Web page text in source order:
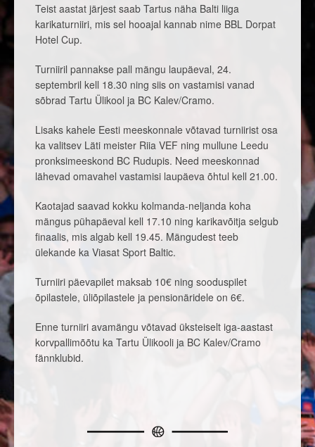
Teist aastat järjest saab Tartus näha Balti liiga
karikaturniiri, mis sel hooajal kannab nime BBL Dorpat
Hotel Cup.
Turniiril pannakse pall mängu laupäeval, 24.
septembril kell 18.30 ning siis on vastamisi vanad
sõbrad Tartu Ülikool ja BC Kalev/Cramo.
Lisaks kahele Eesti meeskonnale võtavad turniirist osa
ka valitsev Läti meister Riia VEF ning mullune Leedu
pronksimeeskond BC Rudupis. Need meeskonnad
lähevad omavahel vastamisi laupäeva õhtul kell 21.00.
Kaotajad saavad kokku kolmanda-neljanda koha
mängus pühapäeval kell 17.10 ning karikavõitja selgub
finaalis, mis algab kell 19.45. Mängudest teeb
ülekande ka Viasat Sport Baltic.
Turniiri päevapilet maksab 10€ ning sooduspilet
õpilastele, üliõpilastele ja pensionäridele on 6€.
Enne turniiri avamängu võtavad üksteiselt iga-aastast
korvpallimõõtu ka Tartu Ülikooli ja BC Kalev/Cramo
fännklubid.